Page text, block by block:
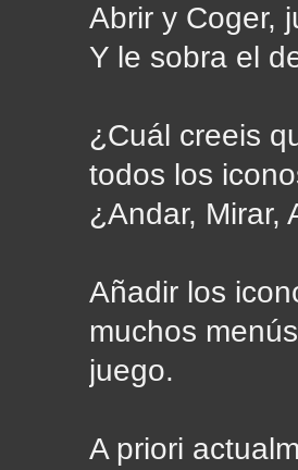
Abrir y Coger,
Y le sobra el
¿Cuál creeis
todos los
¿Andar, Mirar,
Añadir los
muchos
juego.
A priori